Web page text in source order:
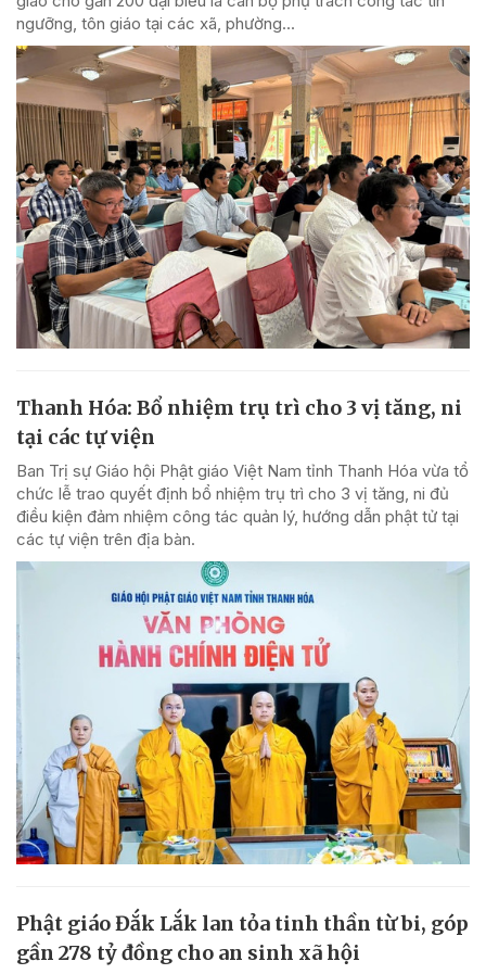
ngưỡng, tôn giáo tại các xã, phường...
Thanh Hóa: Bổ nhiệm trụ trì cho 3 vị tăng, ni
tại các tự viện
Ban Trị sự Giáo hội Phật giáo Việt Nam tỉnh Thanh Hóa vừa tổ
chức lễ trao quyết định bổ nhiệm trụ trì cho 3 vị tăng, ni đủ
điều kiện đảm nhiệm công tác quản lý, hướng dẫn phật tử tại
các tự viện trên địa bàn.
Phật giáo Đắk Lắk lan tỏa tinh thần từ bi, góp
gần 278 tỷ đồng cho an sinh xã hội